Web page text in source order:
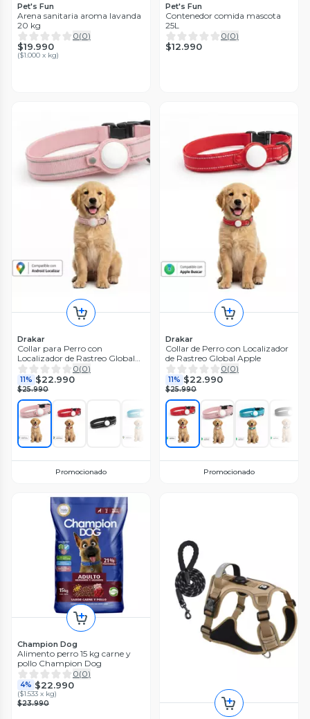
Pet's Fun
Arena sanitaria aroma lavanda
20 kg
0(0)
$19.990
($1.000 x kg)
Pet's Fun
Contenedor comida mascota
25L
0(0)
$12.990
Drakar
Collar para Perro con
Localizador de Rastreo Global
Android
0(0)
11% $22.990
$25.990
Promocionado
Drakar
Collar de Perro con Localizador
de Rastreo Global Apple
0(0)
11% $22.990
$25.990
Promocionado
Champion Dog
Alimento perro 15 kg carne y
pollo Champion Dog
0(0)
4% $22.990
($1.533 x kg)
$23.990